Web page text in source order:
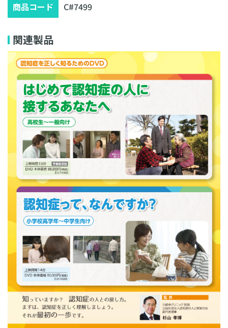
商品コード C#7499
関連製品